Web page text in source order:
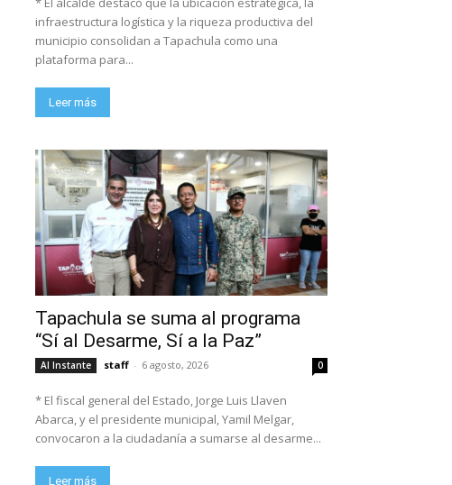
infraestructura logística y la riqueza productiva del
municipio consolidan a Tapachula como una
plataforma para...
Leer más
Tapachula se suma al programa
“Sí al Desarme, Sí a la Paz”
Al Instante staff - 6 agosto, 2026 0
* El fiscal general del Estado, Jorge Luis Llaven
Abarca, y el presidente municipal, Yamil Melgar,
convocaron a la ciudadanía a sumarse al desarme...
Leer más